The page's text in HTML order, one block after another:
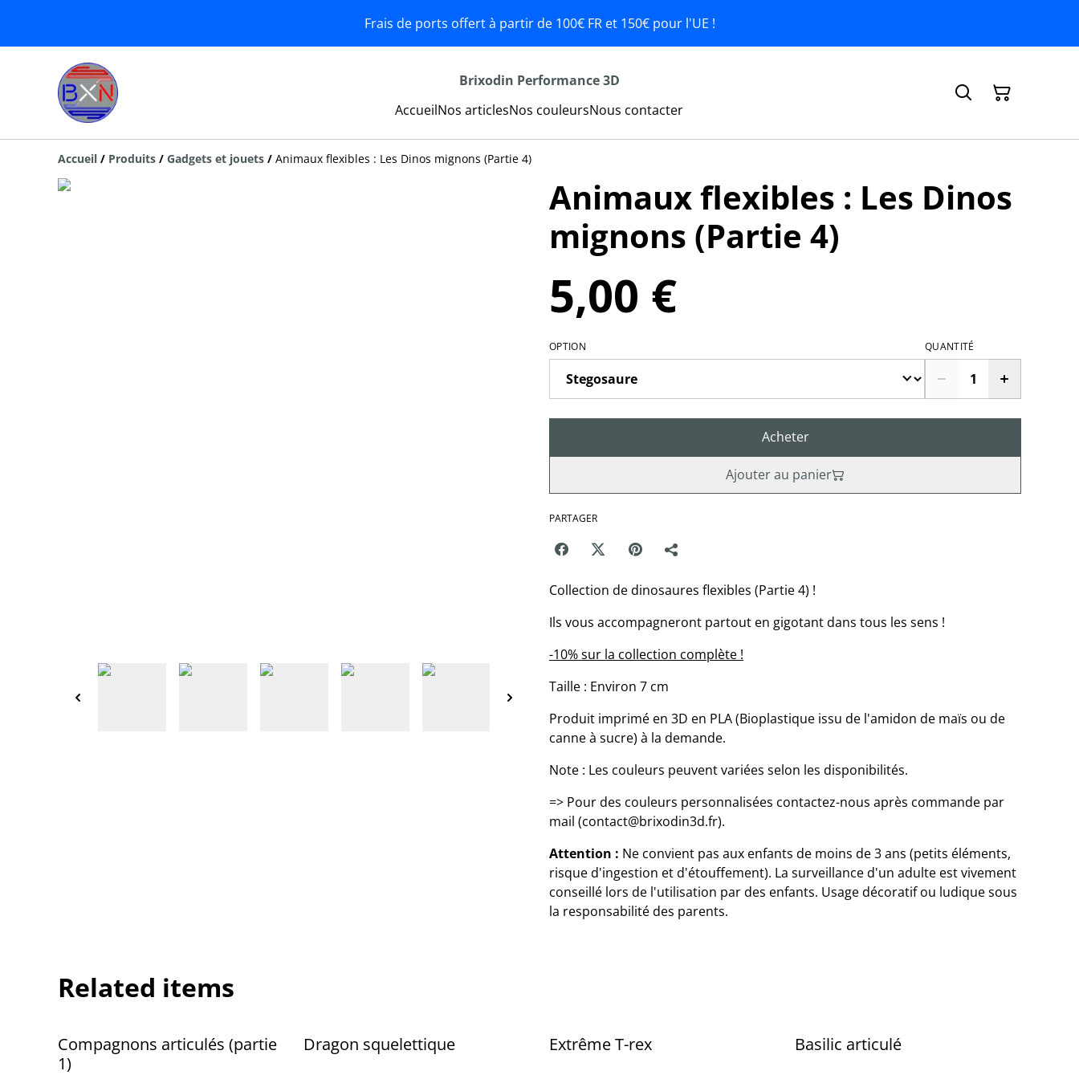
Frais de ports offert à partir de 100€ FR et 150€ pour l'UE !
Brixodin Performance 3D
AccueilNos articlesNos couleursNous contacter
Accueil / Produits / Gadgets et jouets / Animaux flexibles : Les Dinos mignons (Partie 4)
Animaux flexibles : Les Dinos
mignons (Partie 4)
5,00 €
OPTION QUANTITÉ
Acheter
Ajouter au panier
PARTAGER
Collection de dinosaures flexibles (Partie 4) !
Ils vous accompagneront partout en gigotant dans tous les sens !
-10% sur la collection complète !
Taille : Environ 7 cm
Produit imprimé en 3D en PLA (Bioplastique issu de l'amidon de maïs ou de
canne à sucre) à la demande.
Note : Les couleurs peuvent variées selon les disponibilités.
=> Pour des couleurs personnalisées contactez-nous après commande par
mail (contact@brixodin3d.fr).
Attention : Ne convient pas aux enfants de moins de 3 ans (petits éléments,
risque d'ingestion et d'étouffement). La surveillance d'un adulte est vivement
conseillé lors de l'utilisation par des enfants. Usage décoratif ou ludique sous
la responsabilité des parents.
Related items
Compagnons articulés (partie
1)
Dragon squelettique Extrême T-rex Basilic articulé